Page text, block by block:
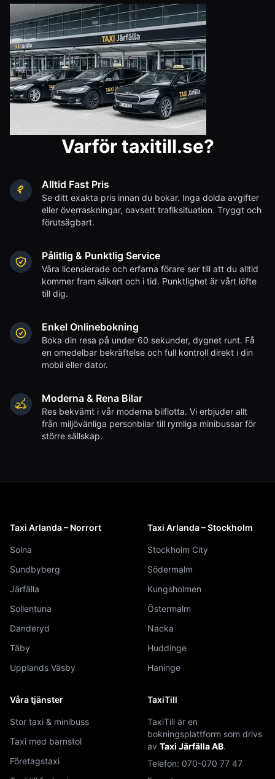
Varför taxitill.se?
Alltid Fast Pris
Se ditt exakta pris innan du bokar. Inga dolda avgifter
eller överraskningar, oavsett trafiksituation. Tryggt och
förutsägbart.
Pålitlig & Punktlig Service
Våra licensierade och erfarna förare ser till att du alltid
kommer fram säkert och i tid. Punktlighet är vårt löfte
till dig.
Enkel Onlinebokning
Boka din resa på under 60 sekunder, dygnet runt. Få
en omedelbar bekräftelse och full kontroll direkt i din
mobil eller dator.
Moderna & Rena Bilar
Res bekvämt i vår moderna bilflotta. Vi erbjuder allt
från miljövänliga personbilar till rymliga minibussar för
större sällskap.
Taxi Arlanda – Norrort
Solna
Sundbyberg
Järfälla
Sollentuna
Danderyd
Täby
Upplands Väsby
Taxi Arlanda – Stockholm
Stockholm City
Södermalm
Kungsholmen
Östermalm
Nacka
Huddinge
Haninge
Våra tjänster
Stor taxi & minibuss
Taxi med barnstol
Företagstaxi
TaxiTill
TaxiTill är en
bokningsplattform som drivs
av Taxi Järfälla AB.
Telefon: 070-070 77 47